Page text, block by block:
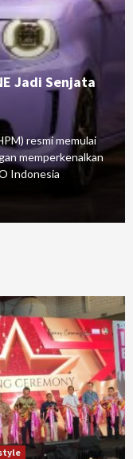
Jadi Senjata
resmi memulai
memperkenalkan
Indonesia